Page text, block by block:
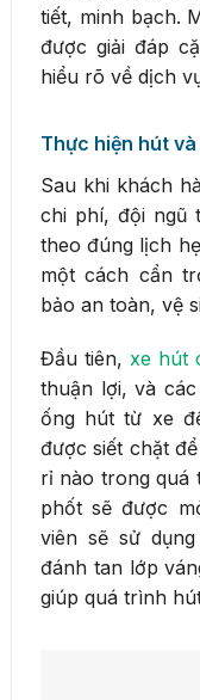
tiết, minh bạch.
được giải đáp
hiểu rõ về dịch
Thực hiện hút
Sau khi khách
chi phí, đội ngũ
theo đúng lịch
một cách cẩn
bảo an toàn, vệ
Đầu tiên, xe hút
thuận lợi, và
ống hút từ xe
được siết chặt
rỉ nào trong quá
phốt sẽ được
viên sẽ sử
đánh tan lớp
giúp quá trình